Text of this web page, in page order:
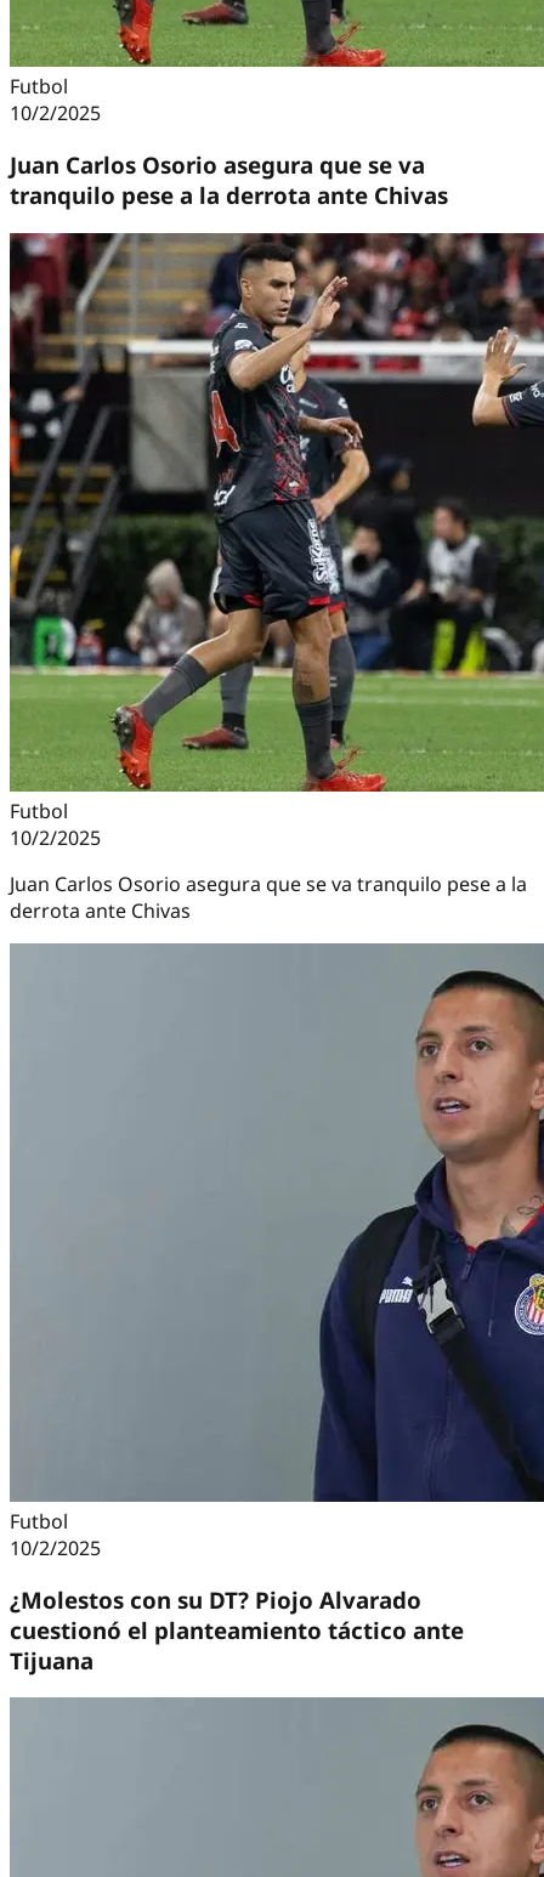
Futbol
10/2/2025
Juan Carlos Osorio asegura que se va
tranquilo pese a la derrota ante Chivas
Futbol
10/2/2025
Juan Carlos Osorio asegura que se va tranquilo pese a la
derrota ante Chivas
Futbol
10/2/2025
¿Molestos con su DT? Piojo Alvarado
cuestionó el planteamiento táctico ante
Tijuana